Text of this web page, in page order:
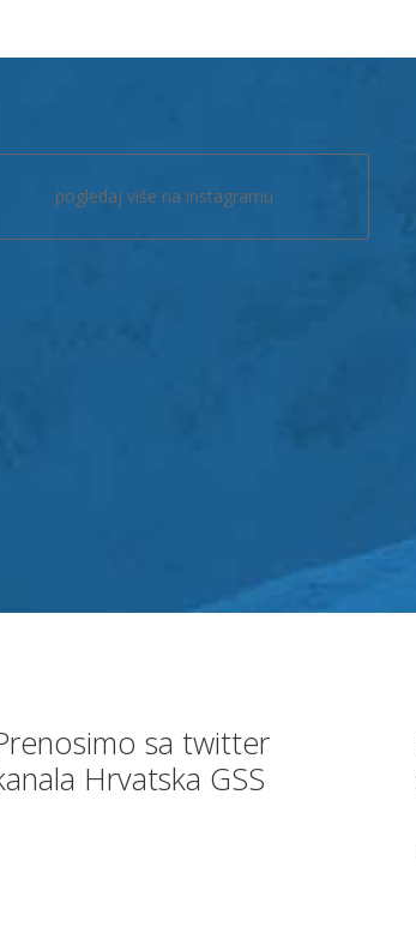
pogledaj više na instagramu
sa twitter
Hrvatska GSS